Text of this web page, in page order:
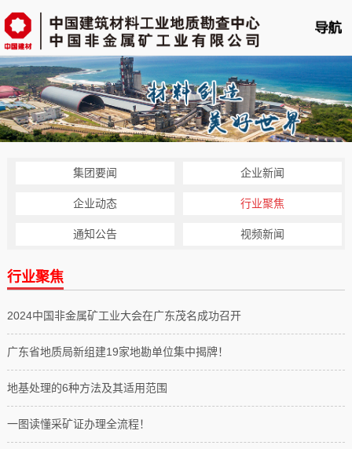
首页
单位概况
新闻中心
专题专栏
专题建设
集团要闻 企业新闻
企业动态 行业聚焦
通知公告 视频新闻
行业聚焦
2024中国非金属矿工业大会在广东茂名成功召开
广东省地质局新组建19家地勘单位集中揭牌！
地基处理的6种方法及其适用范围
一图读懂采矿证办理全流程！